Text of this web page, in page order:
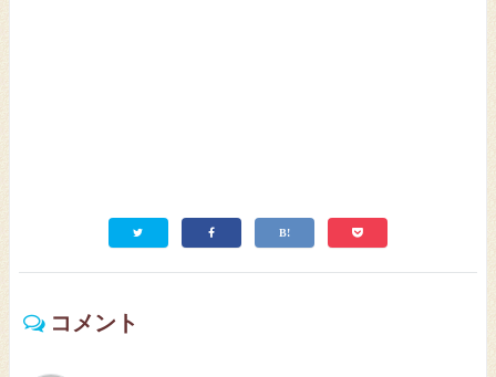
コメント